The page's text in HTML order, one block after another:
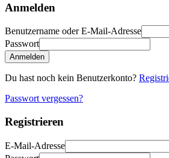
Anmelden
Benutzername oder E-Mail-Adresse
Passwort
Anmelden
Du hast noch kein Benutzerkonto?
Passwort vergessen?
Registrieren
E-Mail-Adresse